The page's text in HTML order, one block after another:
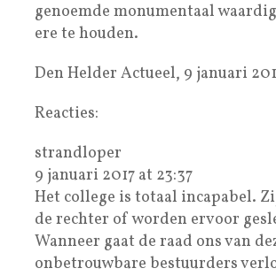
genoemde monumentaal
ere te houden.
Den Helder Actueel, 9 januari
Reacties:
strandloper
9 januari 2017 at 23:37
Het college is totaal incapabel.
de rechter of worden ervoor
Wanneer gaat de raad ons van
onbetrouwbare bestuurders